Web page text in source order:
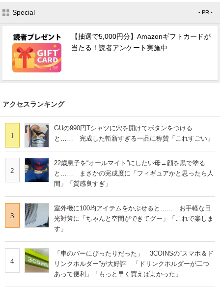
Special - PR -
【抽選で5,000円分】Amazonギフトカードが
当たる！読者アンケート実施中
アクセスランキング
1
GUの990円Tシャツに穴を開けてボタンをつける
と…… 完成した斬新すぎる一品に称賛「これすごい」
2
22歳息子を“オールマイト”にしたい母→顔を黒で塗る
と…… まさかの完成度に「フィギュアかと思ったら人
間」「質感良すぎ」
3
室外機に100均アイテムをかぶせると…… お手軽な日
光対策に「ちゃんと空間ができてグー」「これで楽しま
す」
4
「車のバーにぴったりだった」 3COINSの“スマホ＆ド
リンクホルダー”が大好評 「ドリンクホルダーが二つ
あって便利」「もっと早く買えばよかった」